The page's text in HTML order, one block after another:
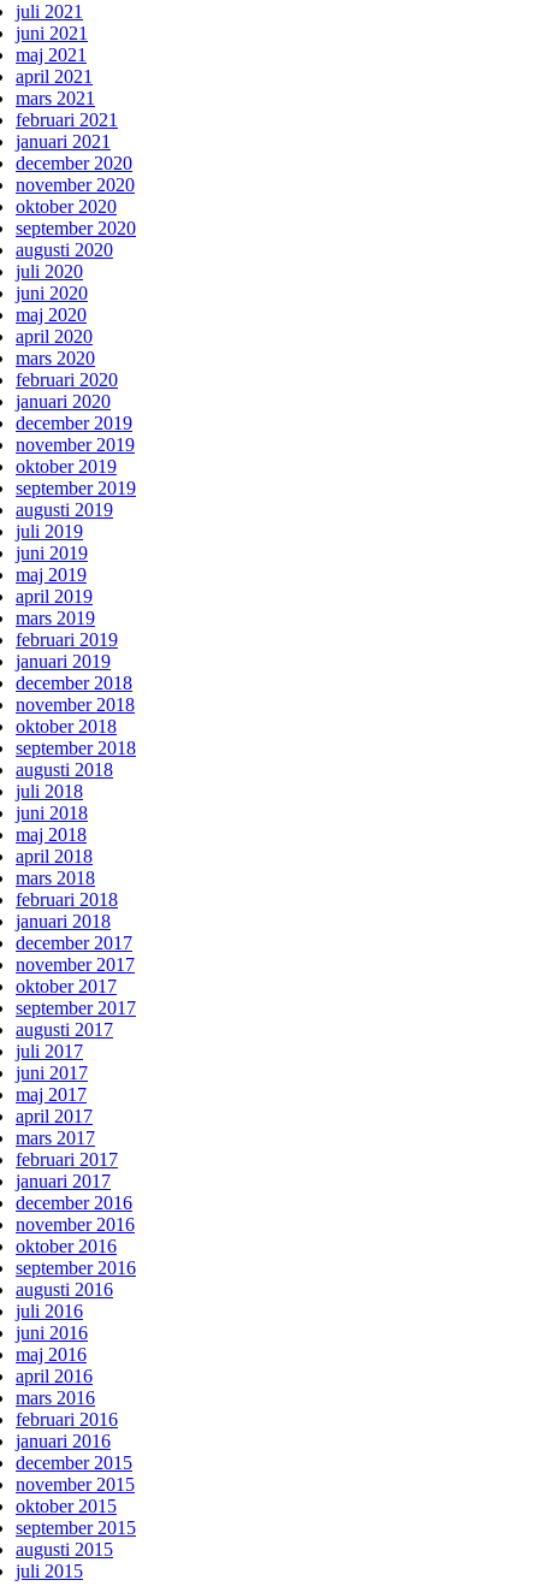
juli 2021
juni 2021
maj 2021
april 2021
mars 2021
februari 2021
januari 2021
december 2020
november 2020
oktober 2020
september 2020
augusti 2020
juli 2020
juni 2020
maj 2020
april 2020
mars 2020
februari 2020
januari 2020
december 2019
november 2019
oktober 2019
september 2019
augusti 2019
juli 2019
juni 2019
maj 2019
april 2019
mars 2019
februari 2019
januari 2019
december 2018
november 2018
oktober 2018
september 2018
augusti 2018
juli 2018
juni 2018
maj 2018
april 2018
mars 2018
februari 2018
januari 2018
december 2017
november 2017
oktober 2017
september 2017
augusti 2017
juli 2017
juni 2017
maj 2017
april 2017
mars 2017
februari 2017
januari 2017
december 2016
november 2016
oktober 2016
september 2016
augusti 2016
juli 2016
juni 2016
maj 2016
april 2016
mars 2016
februari 2016
januari 2016
december 2015
november 2015
oktober 2015
september 2015
augusti 2015
juli 2015